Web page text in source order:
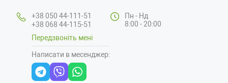
+38 050 44-111-51
+38 068 44-115-51
Передзвоніть мені
Написати в месенджер:
Пн - Нд
8:00 - 20:00